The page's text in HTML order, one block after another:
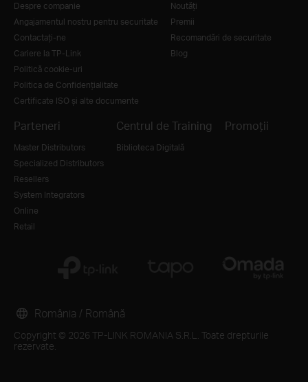
Despre companie
Angajamentul nostru pentru securitate
Contactați-ne
Cariere la TP-Link
Politică cookie-uri
Politica de Confidențialitate
Certificate ISO și alte documente
Noutăţi
Premii
Recomandări de securitate
Blog
Parteneri
Master Distributors
Specialized Distributors
Resellers
System Integrators
Online
Retail
Centrul de Training
Biblioteca Digitală
Promoții
Copyright © 2026 TP-LINK ROMANIA S.R.L. Toate drepturile
rezervate.
România / Română